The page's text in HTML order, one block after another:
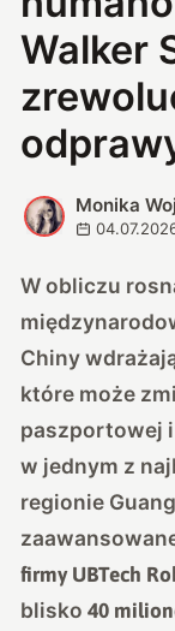
Walker
M
Monika
W obliczu
Chiny
które może
paszportowej
w jednym z
regionie
firmy UBTech
blisko40